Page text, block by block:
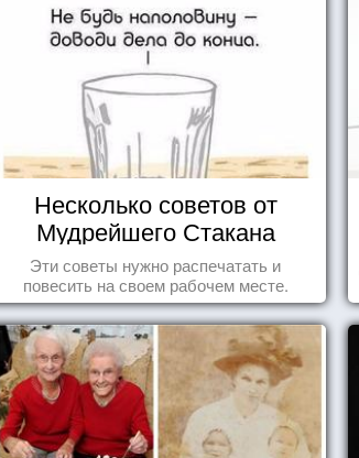
Несколько советов от
Мудрейшего Стакана
Эти советы нужно распечатать и
повесить на своем рабочем месте.